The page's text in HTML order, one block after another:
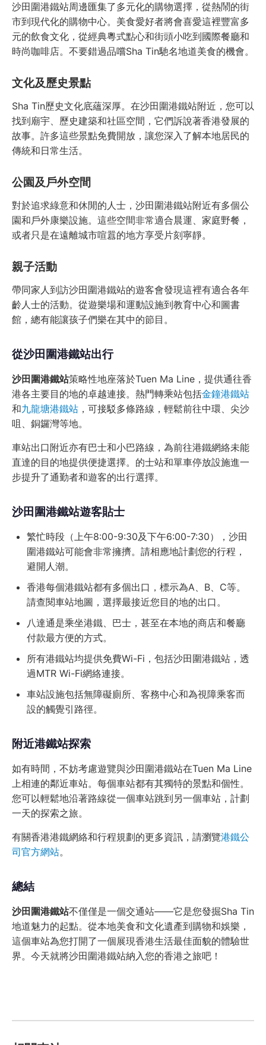
沙田圍港鐵站周邊匯集了多元化的購物選擇，從熱鬧的街
市到現代化的購物中心。美食愛好者將會喜愛這裡豐富多
元的飲食文化，從經典粵式點心和街頭小吃到國際餐廳和
時尚咖啡店。不要錯過品嚐Sha Tin馳名地道美食的機會。
文化及歷史景點
Sha Tin歷史文化底蘊深厚。在沙田圍港鐵站附近，您可以
找到廟宇、歷史建築和社區空間，它們訴說著香港發展的
故事。許多這些景點免費開放，讓您深入了解本地居民的
傳統和日常生活。
公園及戶外空間
對於追求綠意和休閒的人士，沙田圍港鐵站附近有多個公
園和戶外康樂設施。這些空間非常適合晨運、家庭野餐，
或者只是在遠離城市喧囂的地方享受片刻寧靜。
親子活動
帶同家人到訪沙田圍港鐵站的遊客會發現這裡有適合各年
齡人士的活動。從遊樂場和運動設施到教育中心和圖書
館，總有能讓孩子們樂在其中的節目。
從沙田圍港鐵站出行
沙田圍港鐵站策略性地座落於Tuen Ma Line，提供通往香
港各主要目的地的卓越連接。熱門轉乘站包括金鐘港鐵站
和九龍塘港鐵站 ，可接駁多條路線，輕鬆前往中環、尖沙
咀、銅鑼灣等地。
車站出口附近亦有巴士和小巴路線，為前往港鐵網絡未能
直達的目的地提供便捷選擇。的士站和單車停放設施進一
步提升了通勤者和遊客的出行選擇。
沙田圍港鐵站遊客貼士
繁忙時段（上午8:00-9:30及下午6:00-7:30），沙田
圍港鐵站可能會非常擁擠。請相應地計劃您的行程，
避開人潮。
香港每個港鐵站都有多個出口，標示為A、B、C等。
請查閱車站地圖，選擇最接近您目的地的出口。
八達通是乘坐港鐵、巴士，甚至在本地的商店和餐廳
付款最方便的方式。
所有港鐵站均提供免費Wi-Fi，包括沙田圍港鐵站，透
過MTR Wi-Fi網絡連接。
車站設施包括無障礙廁所、客務中心和為視障乘客而
設的觸覺引路徑。
附近港鐵站探索
如有時間，不妨考慮遊覽與沙田圍港鐵站在Tuen Ma Line
上相連的鄰近車站。每個車站都有其獨特的景點和個性。
您可以輕鬆地沿著路線從一個車站跳到另一個車站，計劃
一天的探索之旅。
有關香港港鐵網絡和行程規劃的更多資訊，請瀏覽港鐵公
司官方網站。
總結
沙田圍港鐵站不僅僅是一個交通站——它是您發掘Sha Tin
地道魅力的起點。從本地美食和文化遺產到購物和娛樂，
這個車站為您打開了一個展現香港生活最佳面貌的體驗世
界。今天就將沙田圍港鐵站納入您的香港之旅吧！